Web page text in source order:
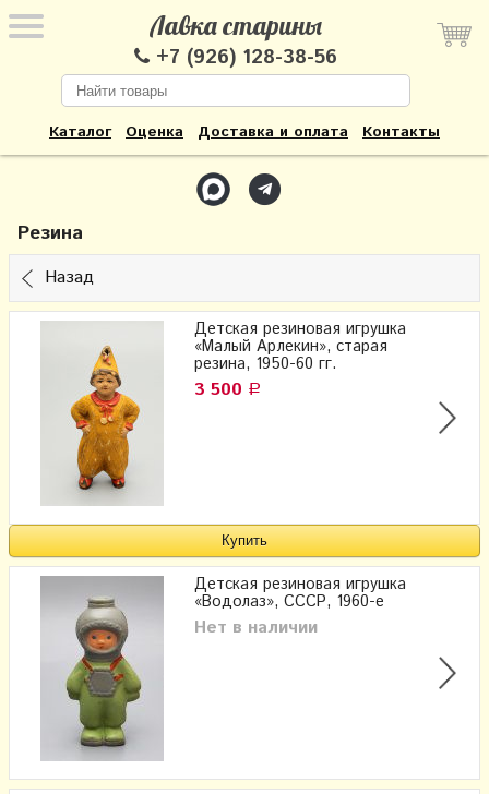
Лавка старины
+7 (926) 128-38-56
Каталог Оценка Доставка и оплата Контакты
Резина
Назад
Детская резиновая игрушка
«Малый Арлекин», старая
резина, 1950-60 гг.
3 500 Р
Детская резиновая игрушка
«Водолаз», СССР, 1960-е
Нет в наличии